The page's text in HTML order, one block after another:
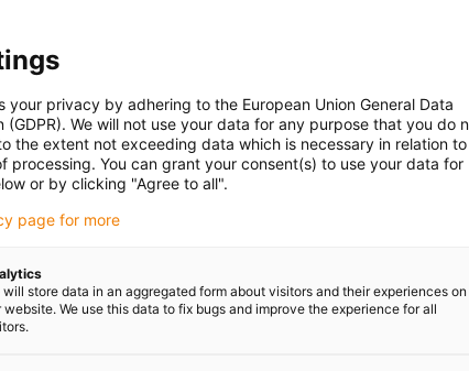
your privacy by adhering to the European Union General Data
(GDPR). We will not use your data for any purpose that you do
the extent not exceeding data which is necessary in relation to
processing. You can grant your consent(s) to use your data for
or by clicking "Agree to all".
page for more
will store data in an aggregated form about visitors and their experiences on
website. We use this data to fix bugs and improve the experience for all